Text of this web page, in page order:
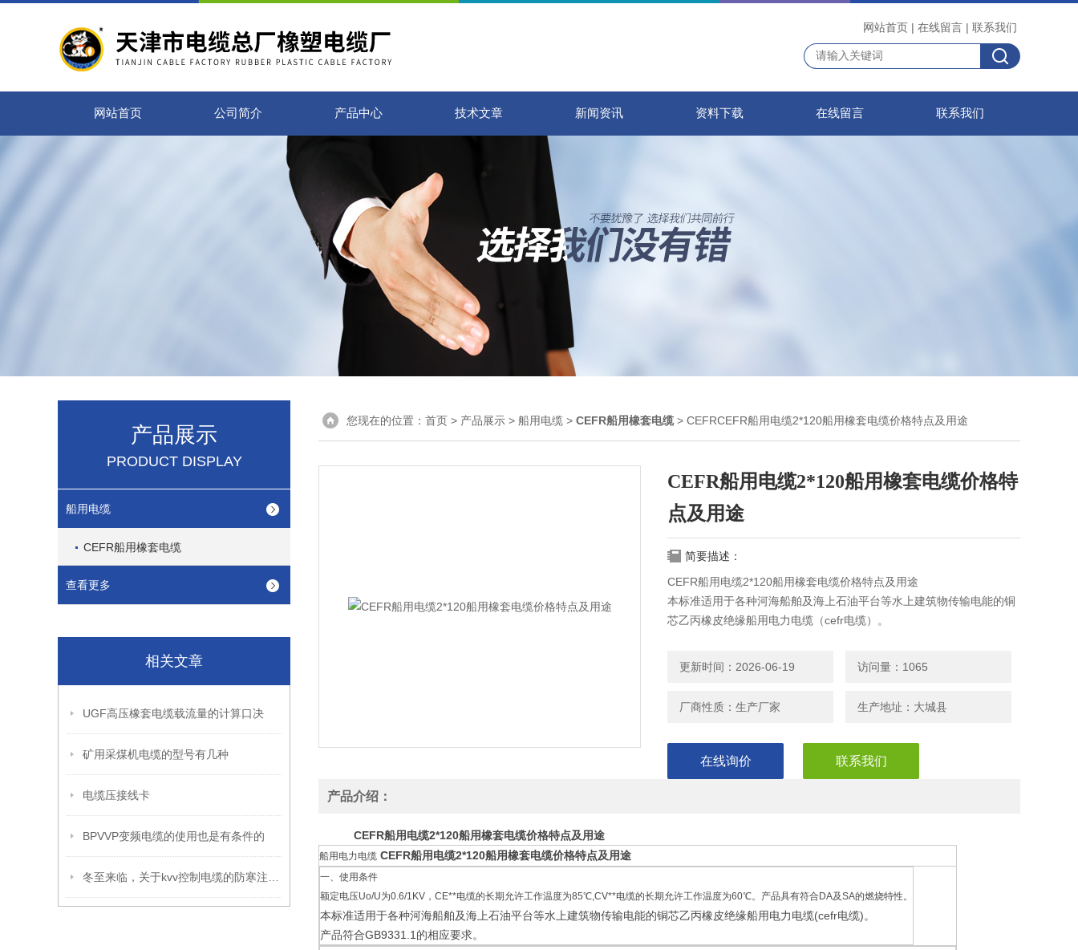
网站首页 | 在线留言 | 联系我们
网站首页 公司简介 产品中心 技术文章 新闻资讯 资料下载 在线留言 联系我们
产品展示
PRODUCT DISPLAY
船用电缆
CEFR船用橡套电缆
查看更多
相关文章
UGF高压橡套电缆载流量的计算口决
矿用采煤机电缆的型号有几种
电缆压接线卡
BPVVP变频电缆的使用也是有条件的
您现在的位置： 首页 > 产品展示 > 船用电缆 > CEFR船用橡套电缆> CEFRCEFR船用电缆2*120船用橡套电缆价格特点及用途
CEFR船用电缆2*120船用橡套电缆价格特
点及用途
简要描述：
CEFR船用电缆2*120船用橡套电缆价格特点及用途
本标准适用于各种河海船舶及海上石油平台等水上建筑物传输电能的铜
芯乙丙橡皮绝缘船用电力电缆（cefr电缆）。
更新时间：2026-06-19 访问量：1065
厂商性质：生产厂家 生产地址：大城县
在线询价 联系我们
产品介绍：
CEFR船用电缆2*120船用橡套电缆价格特点及用途
船用电力电缆 CEFR船用电缆2*120船用橡套电缆价格特点及用途
一、使用条件
额定电压Uo/U为0.6/1KV，CE**电缆的长期允许工作温度为85℃,CV**电缆的长期允许工作温度为60℃。产品具有符合DA及SA的燃烧特性。
本标准适用于各种河海船舶及海上石油平台等水上建筑物传输电能的铜芯乙丙橡皮绝缘船用电力电缆(cefr电缆)。
产品符合GB9331.1的相应要求。